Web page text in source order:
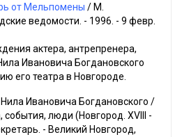
от Мельпомены / М.
ведомости. - 1996. - 9 февр.
актера, антрепренера,
Ивановича Богдановского
его театра в Новгороде.
Ивановича Богдановского /
люди (Новгород. XVIII -
- Великий Новгород,